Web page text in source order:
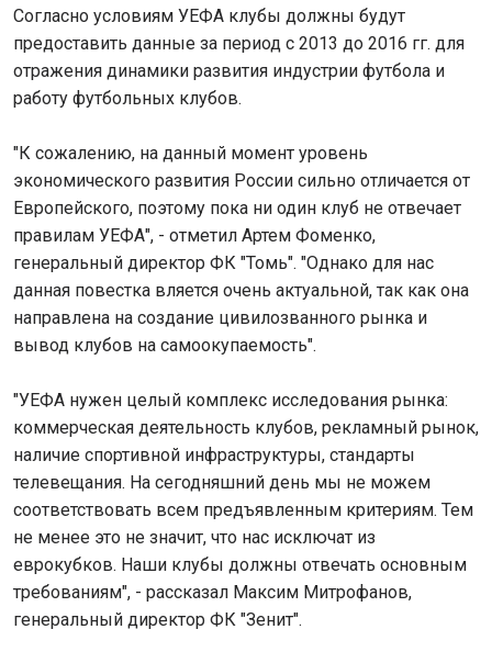
Согласно условиям УЕФА клубы должны будут
предоставить данные за период с 2013 до 2016 гг. для
отражения динамики развития индустрии футбола и
работу футбольных клубов.
"К сожалению, на данный момент уровень
экономического развития России сильно отличается от
Европейского, поэтому пока ни один клуб не отвечает
правилам УЕФА", - отметил Артем Фоменко,
генеральный директор ФК "Томь". "Однако для нас
данная повестка вляется очень актуальной, так как она
направлена на создание цивилозванного рынка и
вывод клубов на самоокупаемость".
"УЕФА нужен целый комплекс исследования рынка:
коммерческая деятельность клубов, рекламный рынок,
наличие спортивной инфраструктуры, стандарты
телевещания. На сегодняшний день мы не можем
соответствовать всем предъявленным критериям. Тем
не менее это не значит, что нас исключат из
еврокубков. Наши клубы должны отвечать основным
требованиям", - рассказал Максим Митрофанов,
генеральный директор ФК "Зенит".